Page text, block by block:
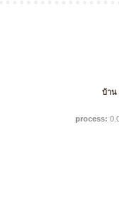
บ้าน
process: